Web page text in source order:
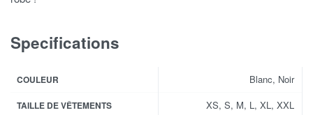
Specifications
COULEUR Blanc, Noir
TAILLE DE VÊTEMENTS XS, S, M, L, XL, XXL